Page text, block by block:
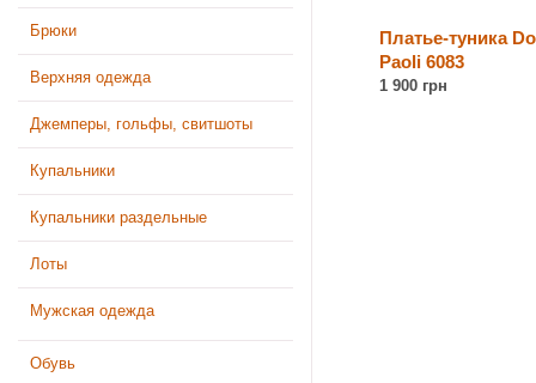
Брюки
Верхняя одежда
Джемперы, гольфы, свитшоты
Купальники
Купальники раздельные
Лоты
Мужская одежда
Обувь
Платье-туника
Paoli 6083
1 900 грн